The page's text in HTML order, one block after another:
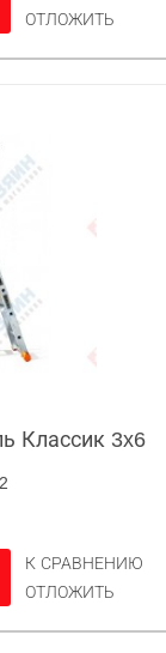
ОТЛОЖИТЬ
Классик 3x6
К СРАВНЕНИЮ
ОТЛОЖИТЬ